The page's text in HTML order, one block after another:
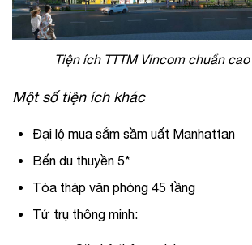
Tiện ích TTTM Vincom chuẩn
Một số tiện ích khác
Đại lộ mua sắm sầm uất Manhattan
Bến du thuyền 5*
Tòa tháp văn phòng 45 tầng
Tứ trụ thông minh: